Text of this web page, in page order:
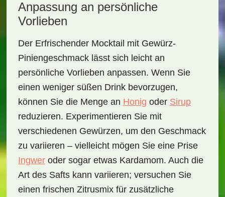
Anpassung an persönliche
Vorlieben
Der Erfrischender Mocktail mit Gewürz-
Piniengeschmacklässt sich leicht an
persönliche Vorlieben anpassen. Wenn Sie
einen weniger süßen Drink bevorzugen,
können Sie die Menge an Honig oder Sirup
reduzieren. Experimentieren Sie mit
verschiedenen Gewürzen, um den Geschmack
zu variieren – vielleicht mögen Sie eine Prise
Ingweroder sogar etwas Kardamom. Auch die
Art des Safts kann variieren; versuchen Sie
einen frischen Zitrusmix für zusätzliche